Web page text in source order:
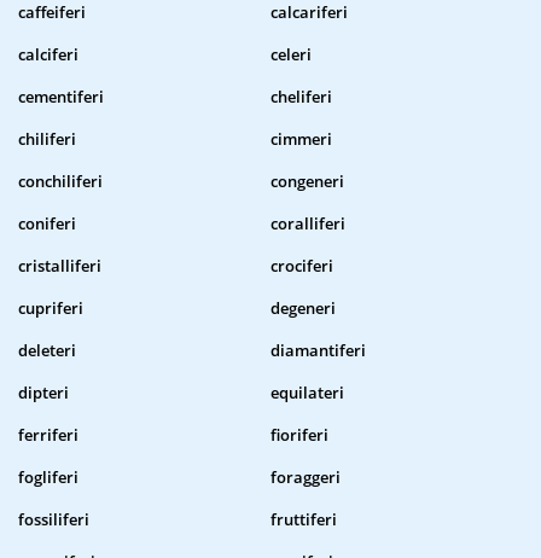
caffeiferi
calcariferi
calciferi
celeri
cementiferi
cheliferi
chiliferi
cimmeri
conchiliferi
congeneri
coniferi
coralliferi
cristalliferi
crociferi
cupriferi
degeneri
deleteri
diamantiferi
dipteri
equilateri
ferriferi
fioriferi
fogliferi
foraggeri
fossiliferi
fruttiferi